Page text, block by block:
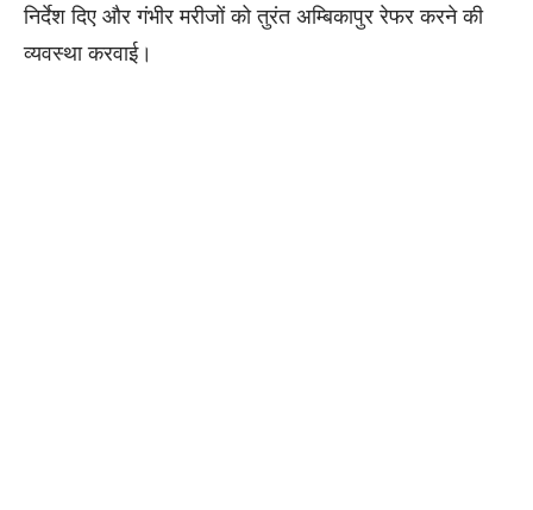
निर्देश दिए और गंभीर मरीजों को तुरंत अम्बिकापुर रेफर करने की
व्यवस्था करवाई।